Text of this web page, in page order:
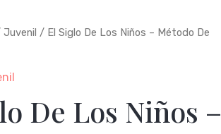
/ El Siglo De Los Niños – Método De
De Los Niños –